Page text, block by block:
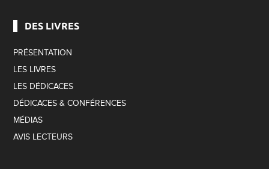
DES LIVRES
PRÉSENTATION
LES LIVRES
LES DÉDICACES
DÉDICACES & CONFÉRENCES
MÉDIAS
AVIS LECTEURS